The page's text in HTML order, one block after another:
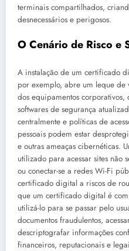
terminais compartilhados,
desnecessários e perigosos.
O Cenário de Risco e
A instalação de um certificado
por exemplo, abre um leque
dos equipamentos corporativos,
softwares de segurança
centralmente e políticas de
pessoais podem estar
e outras ameaças cibernéticas.
utilizado para acessar sites não
ou conectar-se a redes Wi-Fi
certificado digital a riscos de
que um certificado digital é
utilizá-lo para se passar pelo
documentos fraudulentos,
descriptografar informações
financeiros, reputacionais e